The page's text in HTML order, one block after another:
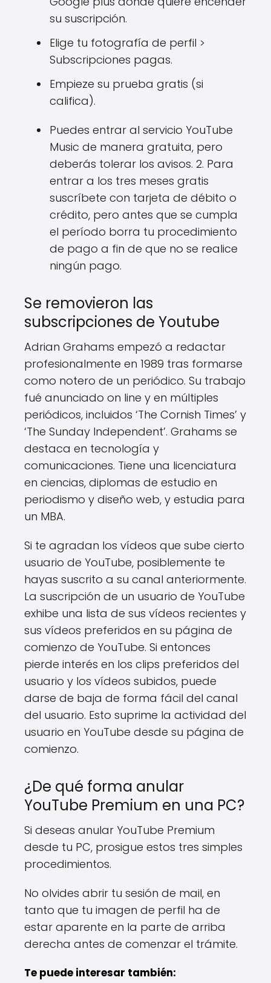
su suscripción.
Elige tu fotografía de perfil >
Subscripciones pagas.
Empieze su prueba gratis (si
califica).
Puedes entrar al servicio YouTube
Music de manera gratuita, pero
deberás tolerar los avisos. 2. Para
entrar a los tres meses gratis
suscríbete con tarjeta de débito o
crédito, pero antes que se cumpla
el período borra tu procedimiento
de pago a fin de que no se realice
ningún pago.
Se removieron las
subscripciones de Youtube
Adrian Grahams empezó a redactar
profesionalmente en 1989 tras formarse
como notero de un periódico. Su trabajo
fué anunciado on line y en múltiples
periódicos, incluidos ‘The Cornish Times’ y
‘The Sunday Independent’. Grahams se
destaca en tecnología y
comunicaciones. Tiene una licenciatura
en ciencias, diplomas de estudio en
periodismo y diseño web, y estudia para
un MBA.
Si te agradan los vídeos que sube cierto
usuario de YouTube, posiblemente te
hayas suscrito a su canal anteriormente.
La suscripción de un usuario de YouTube
exhibe una lista de sus vídeos recientes y
sus vídeos preferidos en su página de
comienzo de YouTube. Si entonces
pierde interés en los clips preferidos del
usuario y los vídeos subidos, puede
darse de baja de forma fácil del canal
del usuario. Esto suprime la actividad del
usuario en YouTube desde su página de
comienzo.
¿De qué forma anular
YouTube Premium en una PC?
Si deseas anular YouTube Premium
desde tu PC, prosigue estos tres simples
procedimientos.
No olvides abrir tu sesión de mail, en
tanto que tu imagen de perfil ha de
estar aparente en la parte de arriba
derecha antes de comenzar el trámite.
Te puede interesar también: